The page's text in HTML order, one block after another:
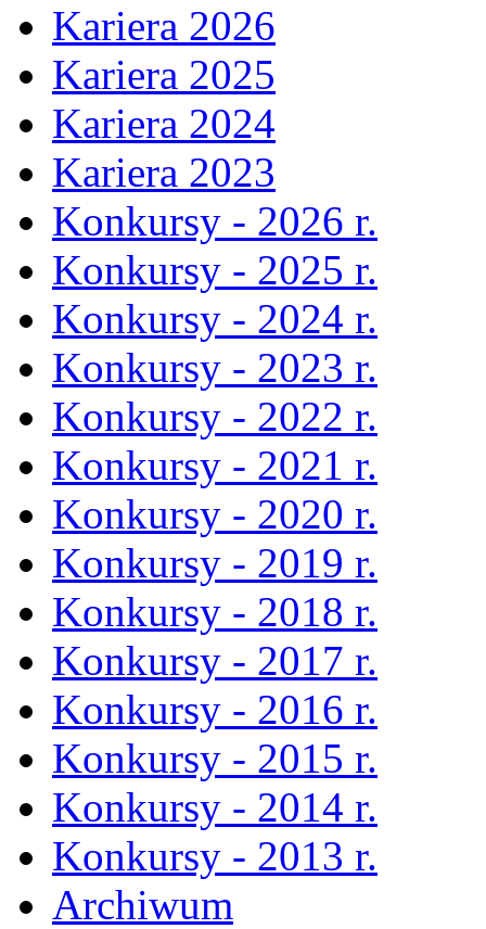
Kariera 2026
Kariera 2025
Kariera 2024
Kariera 2023
Konkursy - 2026 r.
Konkursy - 2025 r.
Konkursy - 2024 r.
Konkursy - 2023 r.
Konkursy - 2022 r.
Konkursy - 2021 r.
Konkursy - 2020 r.
Konkursy - 2019 r.
Konkursy - 2018 r.
Konkursy - 2017 r.
Konkursy - 2016 r.
Konkursy - 2015 r.
Konkursy - 2014 r.
Konkursy - 2013 r.
Archiwum